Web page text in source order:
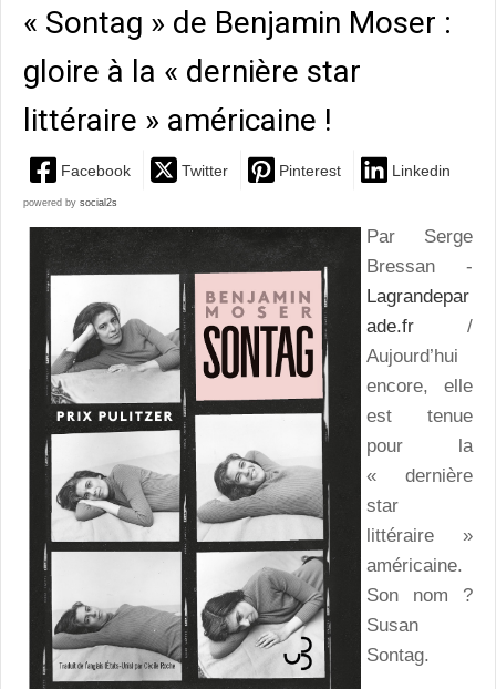
« Sontag » de Benjamin Moser :
gloire à la « dernière star
littéraire » américaine !
Facebook Twitter Pinterest Linkedin
powered by social2s
Par Serge
Bressan -
Lagrandepar
ade.fr /
Aujourd’hui
encore, elle
est tenue
pour la
« dernière
star
littéraire »
américaine.
Son nom ?
Susan
Sontag.